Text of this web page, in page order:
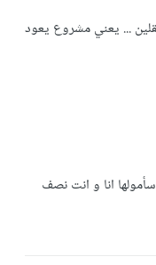
... يعني مشروع يعود
انا و انت نصف